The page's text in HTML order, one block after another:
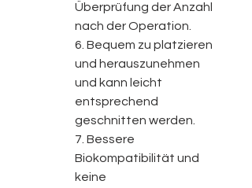
Überprüfung der Anzahl
nach der Operation.
6. Bequem zu platzieren
und herauszunehmen
und kann leicht
entsprechend
geschnitten werden.
7. Bessere
Biokompatibilität und
keine